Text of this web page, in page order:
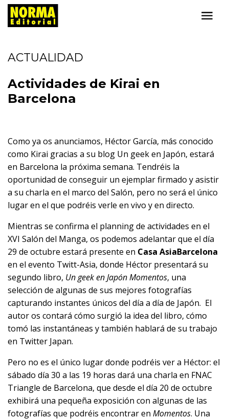
ACTUALIDAD
Actividades de Kirai en
Barcelona
Como ya os anunciamos, Héctor García, más conocido
como Kirai gracias a su blog Un geek en Japón, estará
en Barcelona la próxima semana. Tendréis la
oportunidad de conseguir un ejemplar firmado y asistir
a su charla en el marco del Salón, pero no será el único
lugar en el que podréis verle en vivo y en directo.
Mientras se confirma el planning de actividades en el
XVI Salón del Manga, os podemos adelantar que el día
29 de octubre estará presente en Casa AsiaBarcelona
en el evento Twitt-Asia, donde Héctor presentará su
segundo libro, Un geek en Japón Momentos, una
selección de algunas de sus mejores fotografías
capturando instantes únicos del día a día de Japón. El
autor os contará cómo surgió la idea del libro, cómo
tomó las instantáneas y también hablará de su trabajo
en Twitter Japan.
Pero no es el único lugar donde podréis ver a Héctor: el
sábado día 30 a las 19 horas dará una charla en FNAC
Triangle de Barcelona, que desde el día 20 de octubre
exhibirá una pequeña exposición con algunas de las
fotografías que podréis encontrar en Momentos. Una